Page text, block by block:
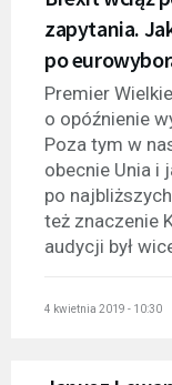
zapytania.
po
Premier
o opóźnienie
Poza tym w
obecnie Unia i
po
też znaczenie
audycji był
4 kwietnia 2019 - 10:30